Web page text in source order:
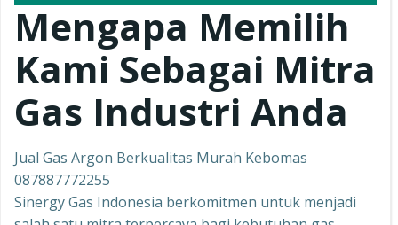
Mengapa Memilih
Kami Sebagai Mitra
Gas Industri Anda
Jual Gas Argon Berkualitas Murah Kebomas
087887772255
Sinergy Gas Indonesia berkomitmen untuk menjadi